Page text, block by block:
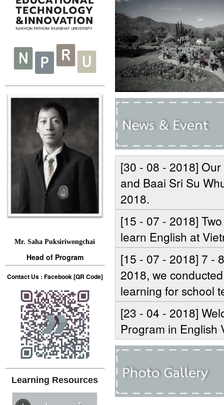
Mr. Saha Puksiriwongchai
Head of Program
Contact Us : Facebook [QR Code]
Learning Resources
[30 - 08 - 2018]
and Baai Sri Su
2018.
[15 - 07 - 2018]
learn English at
[15 - 07 - 2018] 7 -
2018, we
learning for school
[23 - 04 - 2018]
Program in English